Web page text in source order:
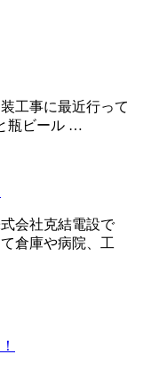
工事に最近行って
瓶ビール …
会社克結電設で
倉庫や病院、工